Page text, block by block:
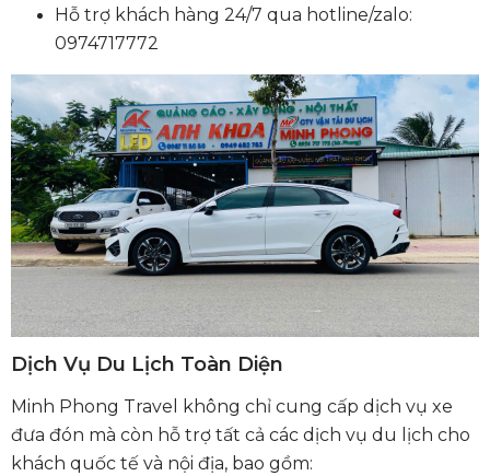
Hỗ trợ khách hàng 24/7 qua hotline/zalo:
0974717772
Dịch Vụ Du Lịch Toàn Diện
Minh Phong Travel không chỉ cung cấp dịch vụ xe
đưa đón mà còn hỗ trợ tất cả các dịch vụ du lịch cho
khách quốc tế và nội địa, bao gồm: